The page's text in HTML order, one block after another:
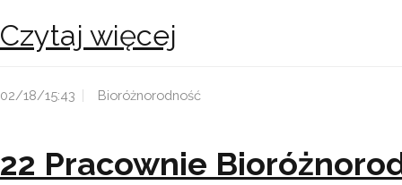
Czytaj więcej
02/18/15:43 Bioróżnorodność
22 Pracownie